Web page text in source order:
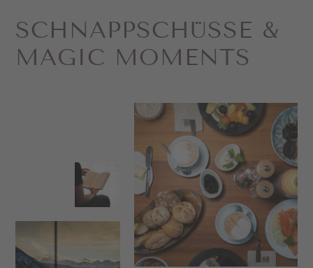
SCHNAPP­SCHÜSSE &
MAGIC MOMENTS